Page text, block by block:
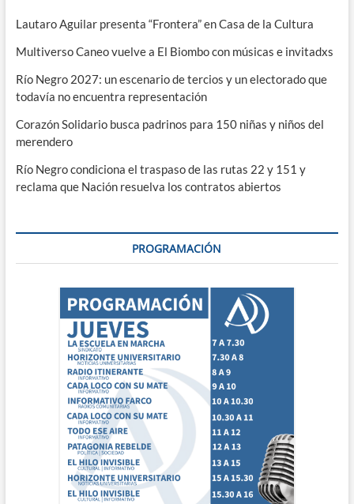
Lautaro Aguilar presenta “Frontera” en Casa de la Cultura
Multiverso Caneo vuelve a El Biombo con músicas e invitadxs
Río Negro 2027: un escenario de tercios y un electorado que
todavía no encuentra representación
Corazón Solidario busca padrinos para 150 niñas y niños del
merendero
Río Negro condiciona el traspaso de las rutas 22 y 151 y
reclama que Nación resuelva los contratos abiertos
PROGRAMACIÓN